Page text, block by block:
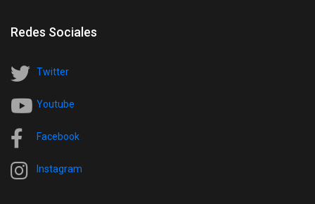
Redes Sociales
Twitter
Youtube
Facebook
Instagram